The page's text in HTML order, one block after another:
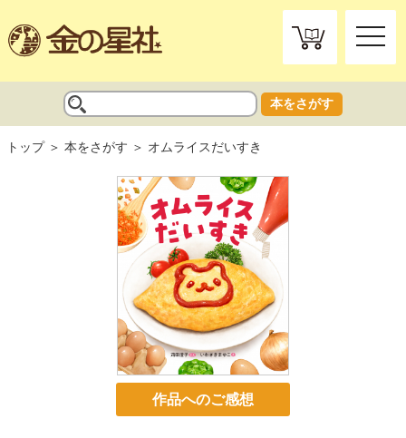
toggle
本をさがす
トップ 本をさがす オムライスだいすき
作品へのご感想